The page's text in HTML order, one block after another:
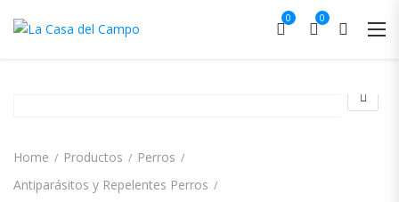
0 0
Home Productos
Perros
Antiparásitos y Repelentes Perros